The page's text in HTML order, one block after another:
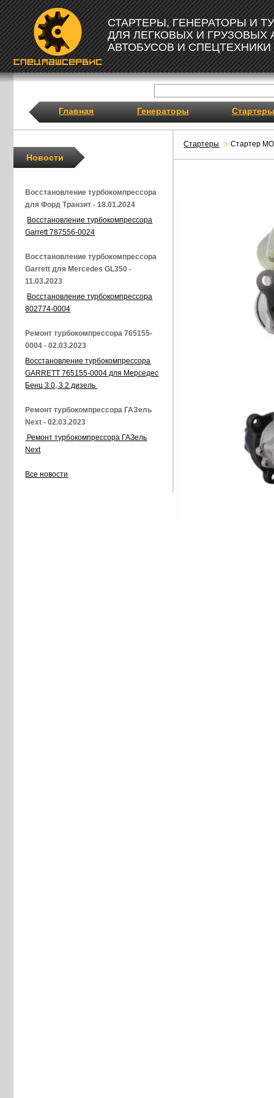
СТАРТЕРЫ, ГЕНЕРАТОРЫ И
ДЛЯ ЛЕГКОВЫХ И ГРУЗОВЫХ
АВТОБУСОВ И СПЕЦТЕХНИКИ
Главная Генераторы Стартеры
Стартеры Стартер
Новости
Восстановление турбокомпрессора
для Форд Транзит - 18.01.2024
Восстановление турбокомпрессора
Garrett 787556-0024
Восстановление турбокомпрессора
Garrett для Mercedes GL350 -
11.03.2023
Восстановление турбокомпрессора
802774-0004
Ремонт турбокомпрессора 765155-
0004 - 02.03.2023
Восстановление турбокомпрессора
GARRETT 765155-0004 для Мерседес
Бенц 3.0, 3.2 дизель
Ремонт турбокомпрессора ГАЗель
Next - 02.03.2023
Ремонт турбокомпрессора ГАЗель
Next
Все новости